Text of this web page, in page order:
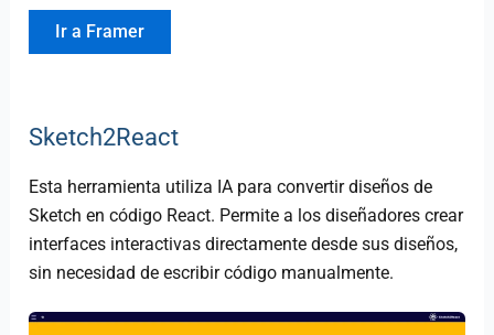
Ir a Framer
Sketch2React
Esta herramienta utiliza IA para convertir diseños de
Sketch en código React. Permite a los diseñadores crear
interfaces interactivas directamente desde sus diseños,
sin necesidad de escribir código manualmente.